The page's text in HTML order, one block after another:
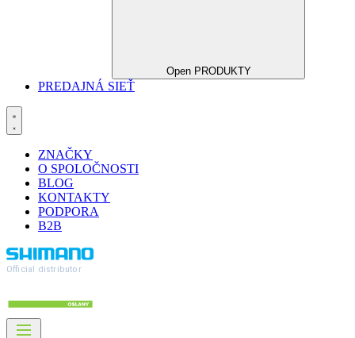
Open PRODUKTY
PREDAJNÁ SIEŤ
ZNAČKY
O SPOLOČNOSTI
BLOG
KONTAKTY
PODPORA
B2B
Official distributor